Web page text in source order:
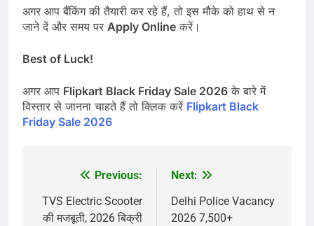
अगर आप बैंकिंग की तैयारी कर रहे हैं, तो इस मौके को हाथ से न
जाने दें और समय पर Apply Online करें।
Best of Luck!
अगर आप Flipkart Black Friday Sale 2026 के बारे में
विस्तार से जानना चाहते हैं तो क्लिक करें Flipkart Black
Friday Sale 2026
navigation
Previous:
TVS Electric Scooter
की मजबूती, 2026 बिक्री
Next:
Delhi Police Vacancy
2026 7,500+